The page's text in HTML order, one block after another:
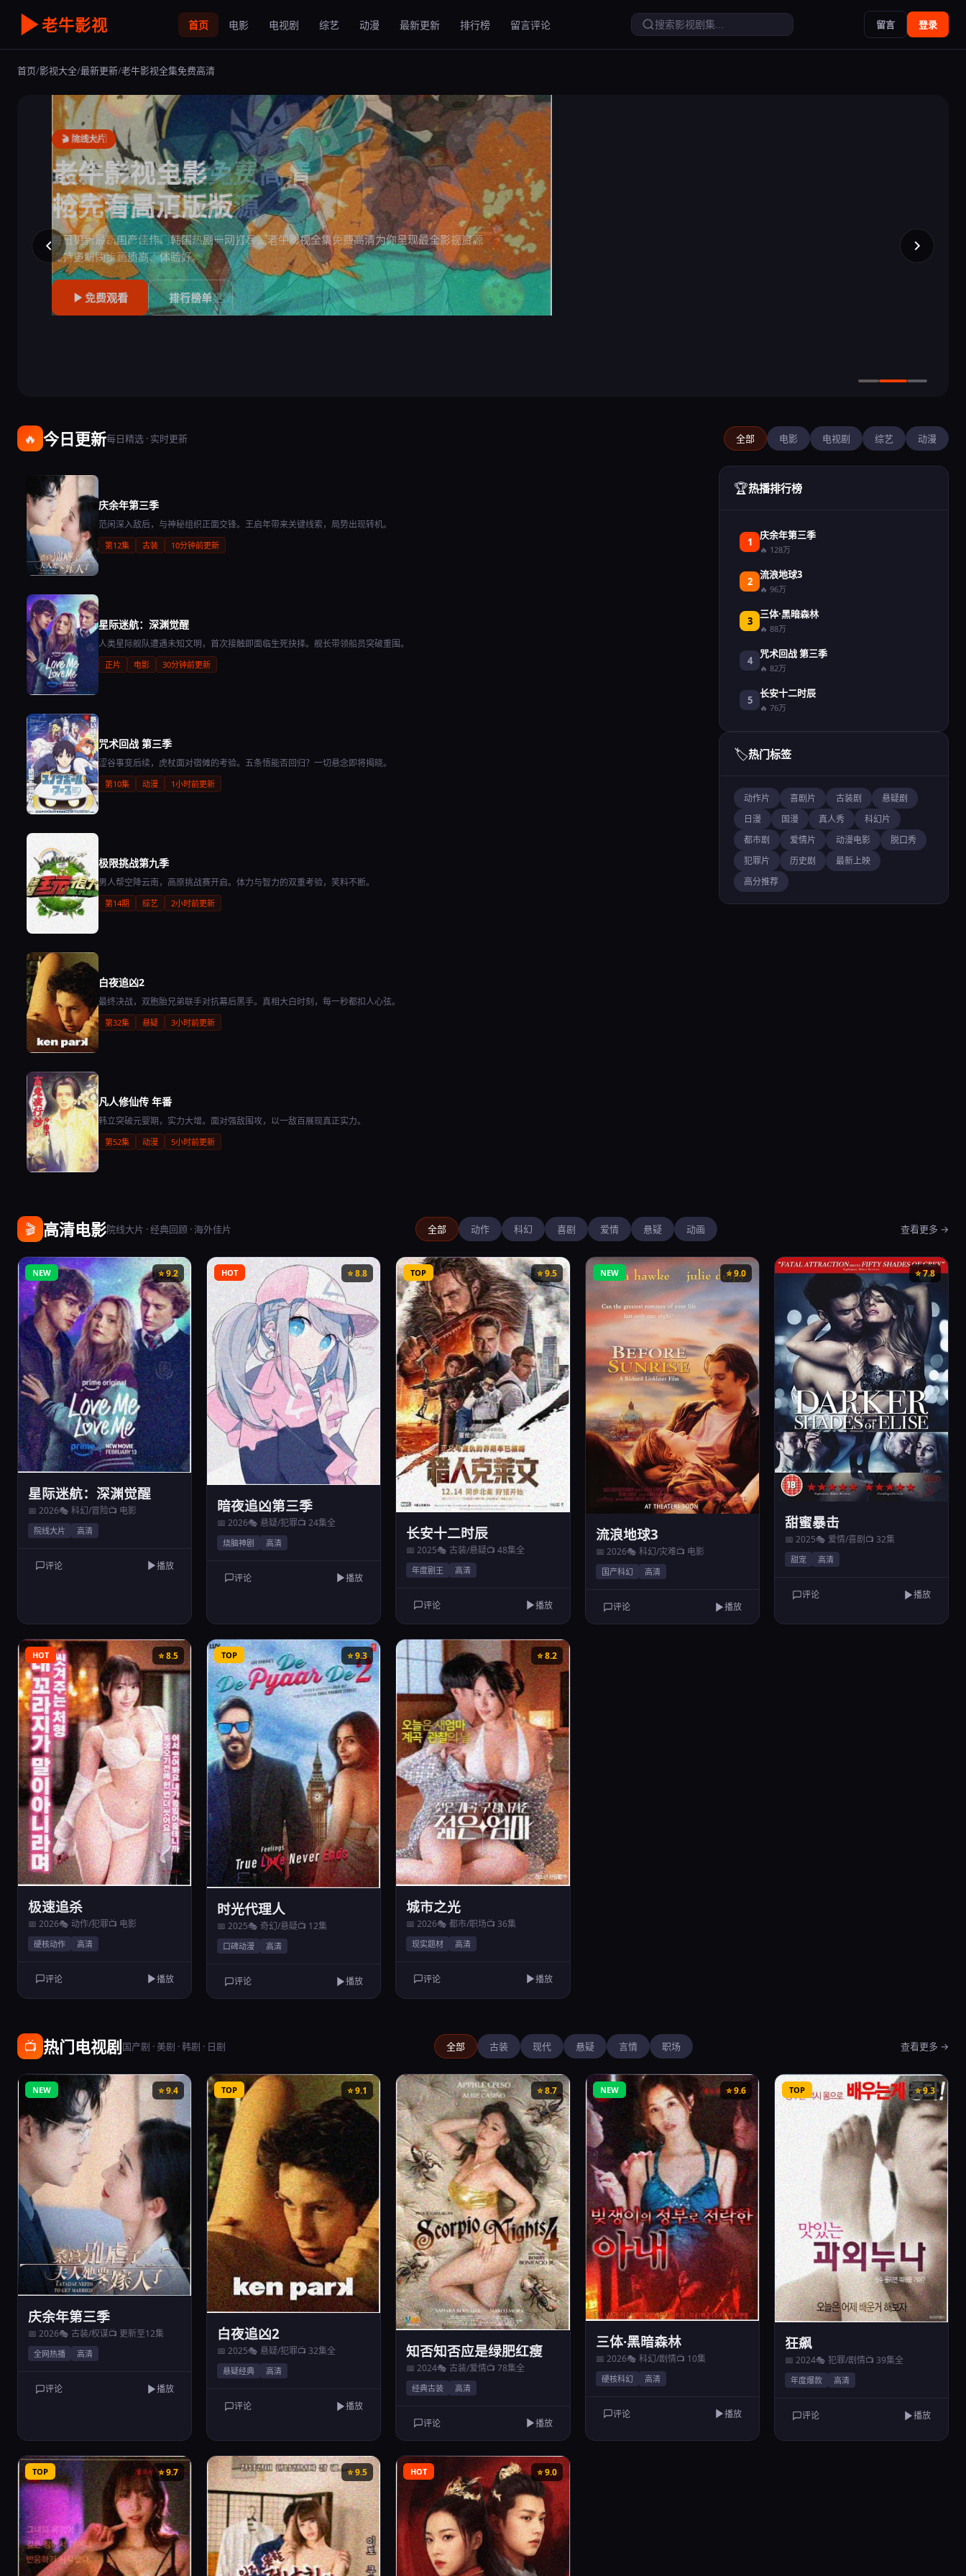
老牛影视 首页 电影 电视剧 综艺 动漫 最新更新 排行榜 留言评论 留言 登录
首页/影视大全/最新更新/老牛影视全集免费高清
立即观看 查看最新更新
🎬 院线大片
最新院线电影
抢先看高清正版
好莱坞大片、国产佳作、韩国热剧一网打尽，老牛影视全集免费高清为你呈现最全影视资源
库，更新快、画质高、体验好。
免费观看 排行榜单
追剧入口 综艺节目
🔥 今日更新每日精选 · 实时更新 全部 电影 电视剧 综艺 动漫
庆余年第三季
范闲深入敌后，与神秘组织正面交锋。王启年带来关键线索，局势出现转机。
第12集 古装 10分钟前更新
星际迷航：深渊觉醒
人类星际舰队遭遇未知文明，首次接触即面临生死抉择。舰长带领船员突破重围。
正片 电影 30分钟前更新
咒术回战 第三季
涩谷事变后续，虎杖面对宿傩的考验。五条悟能否回归？一切悬念即将揭晓。
第10集 动漫 1小时前更新
极限挑战第九季
男人帮空降云南，高原挑战赛开启。体力与智力的双重考验，笑料不断。
第14期 综艺 2小时前更新
白夜追凶2
最终决战，双胞胎兄弟联手对抗幕后黑手。真相大白时刻，每一秒都扣人心弦。
第32集 悬疑 3小时前更新
凡人修仙传 年番
韩立突破元婴期，实力大增。面对强敌围攻，以一敌百展现真正实力。
第52集 动漫 5小时前更新
🏆热播排行榜
1
庆余年第三季
🔥 128万
2
流浪地球3
🔥 96万
3
三体·黑暗森林
🔥 88万
4
咒术回战 第三季
🔥 82万
5
长安十二时辰
🔥 76万
🏷️热门标签
动作片 喜剧片 古装剧
悬疑剧
日漫
国漫 真人秀
科幻片
都市剧
爱情片 动漫电影
脱口秀
犯罪片
历史剧
最新上映
高分推荐
🎬 高清电影院线大片 · 经典回顾 · 海外佳片 全部 动作 科幻 喜剧 爱情 悬疑 动画 查看更多 →
NEW ⭐ 9.2
星际迷航：深渊觉醒
📅 2026🎭 科幻/冒险📺 电影
院线大片 高清
评论 播放
HOT ⭐ 8.8
暗夜追凶第三季
📅 2026🎭 悬疑/犯罪📺 24集全
烧脑神剧 高清
评论 播放
TOP ⭐ 9.5
长安十二时辰
📅 2025🎭 古装/悬疑📺 48集全
年度剧王 高清
评论 播放
NEW ⭐ 9.0
流浪地球3
📅 2026🎭 科幻/灾难📺 电影
国产科幻 高清
评论 播放
⭐ 7.8
甜蜜暴击
📅 2025🎭 爱情/喜剧📺 32集
甜宠 高清
评论 播放
HOT ⭐ 8.5
极速追杀
📅 2026🎭 动作/犯罪📺 电影
硬核动作 高清
评论 播放
TOP ⭐ 9.3
时光代理人
📅 2025🎭 奇幻/悬疑📺 12集
口碑动漫 高清
评论 播放
⭐ 8.2
城市之光
📅 2026🎭 都市/职场📺 36集
现实题材 高清
评论 播放
📺 热门电视剧国产剧 · 美剧 · 韩剧 · 日剧 全部 古装 现代 悬疑 言情 职场 查看更多 →
NEW ⭐ 9.4
庆余年第三季
📅 2026🎭 古装/权谋📺 更新至12集
全网热播 高清
评论 播放
TOP ⭐ 9.1
白夜追凶2
📅 2025🎭 悬疑/犯罪📺 32集全
悬疑经典 高清
评论 播放
⭐ 8.7
知否知否应是绿肥红瘦
📅 2024🎭 古装/爱情📺 78集全
经典古装 高清
评论 播放
NEW ⭐ 9.6
三体·黑暗森林
📅 2026🎭 科幻/剧情📺 10集
硬核科幻 高清
评论 播放
TOP ⭐ 9.3
狂飙
📅 2024🎭 犯罪/剧情📺 39集全
年度爆款 高清
评论 播放
TOP ⭐ 9.7 ⭐ 9.5 HOT ⭐ 9.0